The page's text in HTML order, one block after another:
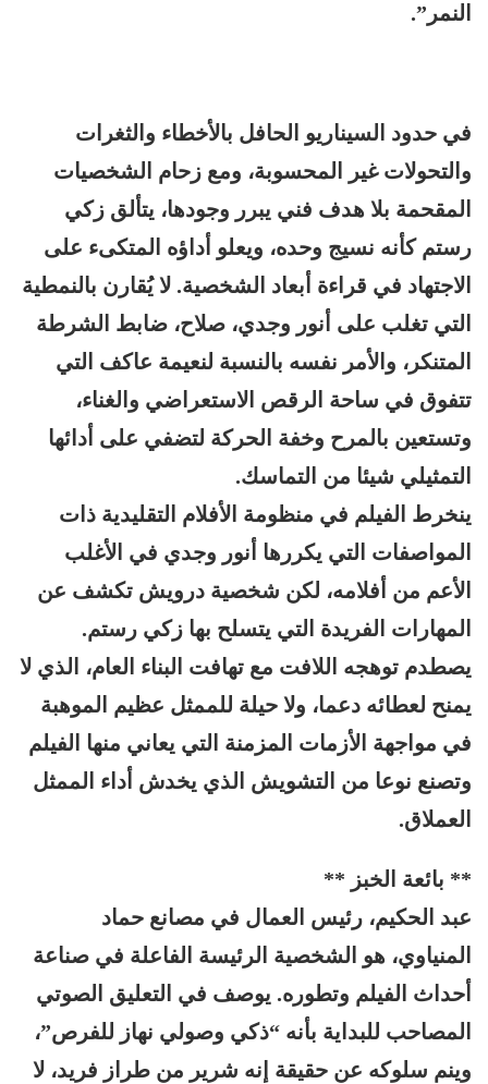
النمر”.
في حدود السيناريو الحافل بالأخطاء والثغرات
والتحولات غير المحسوبة، ومع زحام الشخصيات
المقحمة بلا هدف فني يبرر وجودها، يتألق زكي
رستم كأنه نسيج وحده، ويعلو أداؤه المتكىء على
الاجتهاد في قراءة أبعاد الشخصية. لا يُقارن بالنمطية
التي تغلب على أنور وجدي، صلاح، ضابط الشرطة
المتنكر، والأمر نفسه بالنسبة لنعيمة عاكف التي
تتفوق في ساحة الرقص الاستعراضي والغناء،
وتستعين بالمرح وخفة الحركة لتضفي على أدائها
التمثيلي شيئا من التماسك.
ينخرط الفيلم في منظومة الأفلام التقليدية ذات
المواصفات التي يكررها أنور وجدي في الأغلب
الأعم من أفلامه، لكن شخصية درويش تكشف عن
المهارات الفريدة التي يتسلح بها زكي رستم.
يصطدم توهجه اللافت مع تهافت البناء العام، الذي لا
يمنح لعطائه دعما، ولا حيلة للممثل عظيم الموهبة
في مواجهة الأزمات المزمنة التي يعاني منها الفيلم
وتصنع نوعا من التشويش الذي يخدش أداء الممثل
العملاق.
** بائعة الخبز **
عبد الحكيم، رئيس العمال في مصانع حماد
المنياوي، هو الشخصية الرئيسة الفاعلة في صناعة
أحداث الفيلم وتطوره. يوصف في التعليق الصوتي
المصاحب للبداية بأنه “ذكي وصولي نهاز للفرص”،
وينم سلوكه عن حقيقة إنه شرير من طراز فريد، لا